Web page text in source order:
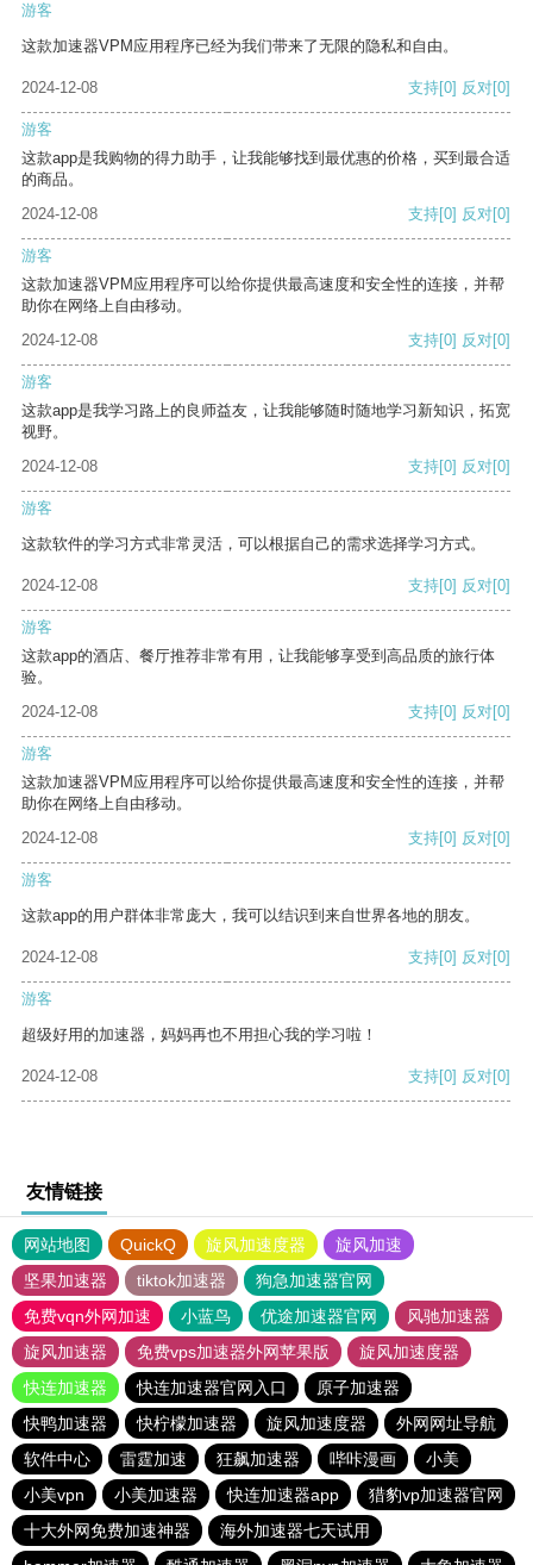
游客
这款加速器VPM应用程序已经为我们带来了无限的隐私和自由。
2024-12-08 支持[0] 反对[0]
游客
这款app是我购物的得力助手，让我能够找到最优惠的价格，买到最合适
的商品。
2024-12-08
支持[0] 反对[0]
游客
这款加速器VPM应用程序可以给你提供最高速度和安全性的连接，并帮
助你在网络上自由移动。
2024-12-08
支持[0] 反对[0]
游客
这款app是我学习路上的良师益友，让我能够随时随地学习新知识，拓宽
视野。
2024-12-08
支持[0] 反对[0]
游客
这款软件的学习方式非常灵活，可以根据自己的需求选择学习方式。
2024-12-08 支持[0] 反对[0]
游客
这款app的酒店、餐厅推荐非常有用，让我能够享受到高品质的旅行体
验。
2024-12-08
支持[0] 反对[0]
游客
这款加速器VPM应用程序可以给你提供最高速度和安全性的连接，并帮
助你在网络上自由移动。
2024-12-08
支持[0] 反对[0]
游客
这款app的用户群体非常庞大，我可以结识到来自世界各地的朋友。
2024-12-08 支持[0] 反对[0]
游客
超级好用的加速器，妈妈再也不用担心我的学习啦！
2024-12-08 支持[0] 反对[0]
友情链接
网站地图 QuickQ 旋风加速度器
旋风加速
坚果加速器
tiktok加速器
狗急加速器官网
免费vqn外网加速
小蓝鸟 优途加速器官网
风驰加速器
旋风加速器
免费vps加速器外网苹果版
旋风加速度器
快连加速器
快连加速器官网入口
原子加速器
快鸭加速器
快柠檬加速器 旋风加速度器
外网网址导航
软件中心
雷霆加速 狂飙加速器 哔咔漫画
小美
小美vpn
小美加速器 快连加速器app
猎豹vp加速器官网
十大外网免费加速神器
海外加速器七天试用